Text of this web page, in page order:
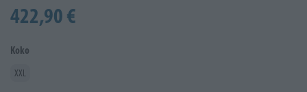
422,90 €
Koko
XXL